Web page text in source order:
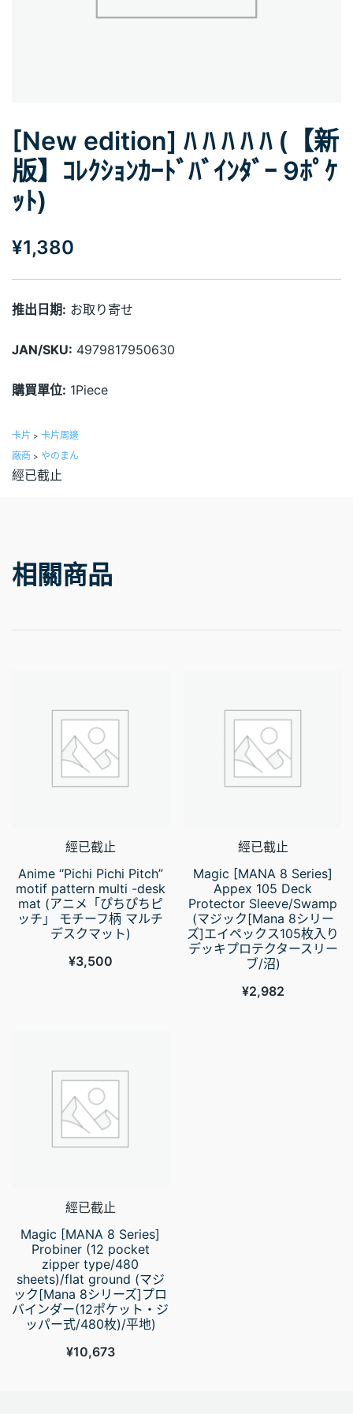
[New edition] ﾊ ﾊ ﾊ ﾊ ﾊ (【新
版】ｺﾚｸｼｮﾝｶｰﾄﾞﾊﾞｲﾝﾀﾞｰ 9ﾎﾟｹ
ｯﾄ)
¥1,380
推出日期: お取り寄せ
JAN/SKU: 4979817950630
購買單位: 1Piece
卡片 > 卡片周邊
廠商 > やのまん
經已截止
相關商品
經已截止
Anime “Pichi Pichi Pitch”
motif pattern multi -desk
mat (アニメ「ぴちぴちピ
ッチ」 モチーフ柄 マルチ
デスクマット)
¥3,500
經已截止
Magic [MANA 8 Series]
Appex 105 Deck
Protector Sleeve/Swamp
(マジック[Mana 8シリー
ズ]エイペックス105枚入り
デッキプロテクタースリー
ブ/沼)
¥2,982
經已截止
Magic [MANA 8 Series]
Probiner (12 pocket
zipper type/480
sheets)/flat ground (マジ
ック[Mana 8シリーズ]プロ
バインダー(12ポケット・ジ
ッパー式/480枚)/平地)
¥10,673